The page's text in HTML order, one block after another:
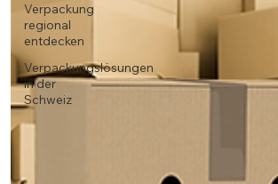
Verpackung
regional
entdecken
Verpackungslösungen
in der
Schweiz